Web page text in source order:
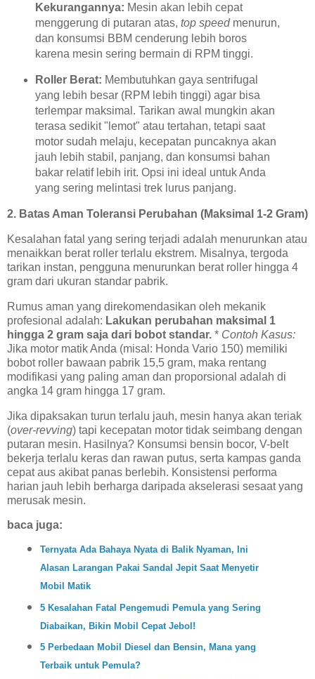
Kekurangannya: Mesin akan lebih cepat
menggerung di putaran atas, top speedmenurun,
dan konsumsi BBM cenderung lebih boros
karena mesin sering bermain di RPM tinggi.
Roller Berat: Membutuhkan gaya sentrifugal
yang lebih besar (RPM lebih tinggi) agar bisa
terlempar maksimal. Tarikan awal mungkin akan
terasa sedikit "lemot" atau tertahan, tetapi saat
motor sudah melaju, kecepatan puncaknya akan
jauh lebih stabil, panjang, dan konsumsi bahan
bakar relatif lebih irit. Opsi ini ideal untuk Anda
yang sering melintasi trek lurus panjang.
2. Batas Aman Toleransi Perubahan (Maksimal 1-2 Gram)
Kesalahan fatal yang sering terjadi adalah menurunkan atau
menaikkan berat roller terlalu ekstrem. Misalnya, tergoda
tarikan instan, pengguna menurunkan berat roller hingga 4
gram dari ukuran standar pabrik.
Rumus aman yang direkomendasikan oleh mekanik
profesional adalah: Lakukan perubahan maksimal 1
hingga 2 gram saja dari bobot standar. * Contoh Kasus:
Jika motor matik Anda (misal: Honda Vario 150) memiliki
bobot roller bawaan pabrik 15,5 gram, maka rentang
modifikasi yang paling aman dan proporsional adalah di
angka 14 gram hingga 17 gram.
Jika dipaksakan turun terlalu jauh, mesin hanya akan teriak
(over-revving) tapi kecepatan motor tidak seimbang dengan
putaran mesin. Hasilnya? Konsumsi bensin bocor, V-belt
bekerja terlalu keras dan rawan putus, serta kampas ganda
cepat aus akibat panas berlebih. Konsistensi performa
harian jauh lebih berharga daripada akselerasi sesaat yang
merusak mesin.
baca juga:
Ternyata Ada Bahaya Nyata di Balik Nyaman, Ini
Alasan Larangan Pakai Sandal Jepit Saat Menyetir
Mobil Matik
5 Kesalahan Fatal Pengemudi Pemula yang Sering
Diabaikan, Bikin Mobil Cepat Jebol!
5 Perbedaan Mobil Diesel dan Bensin, Mana yang
Terbaik untuk Pemula?